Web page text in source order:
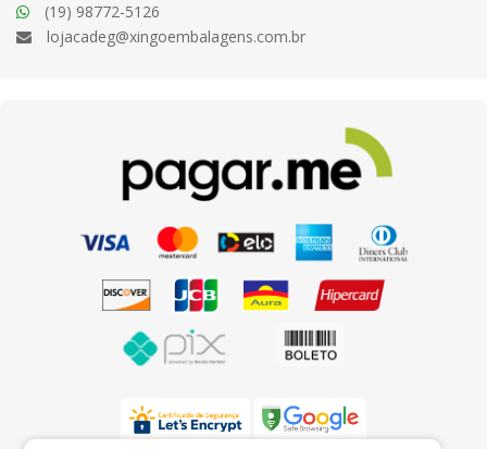
(19) 98772-5126
lojacadeg@xingoembalagens.com.br